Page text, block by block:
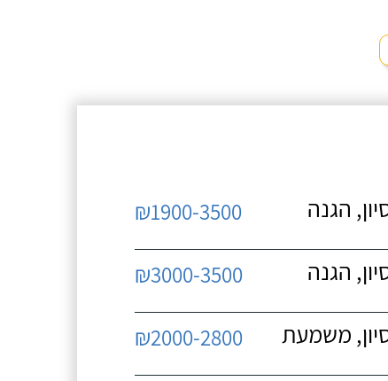
הגנה
₪1900-3500
הגנה
₪3000-3500
משמעת
₪2000-2800